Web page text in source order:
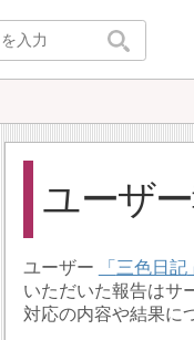
ユーザ
ユーザー 三色日記
いただいた報告はサ
対応の内容や結果に